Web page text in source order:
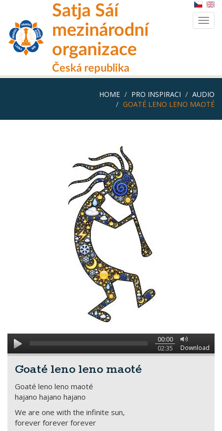
main
content
Satja Sáí
mezinárodní
organizace
Česká republika
HOME PRO INSPIRACI
AUDIO
GOATÉ LENO LENO MAOTÉ
Download
00:00
02:35
Goaté leno leno maoté
Goaté leno leno maoté
hajano hajano hajano
We are one with the infinite sun,
forever forever forever